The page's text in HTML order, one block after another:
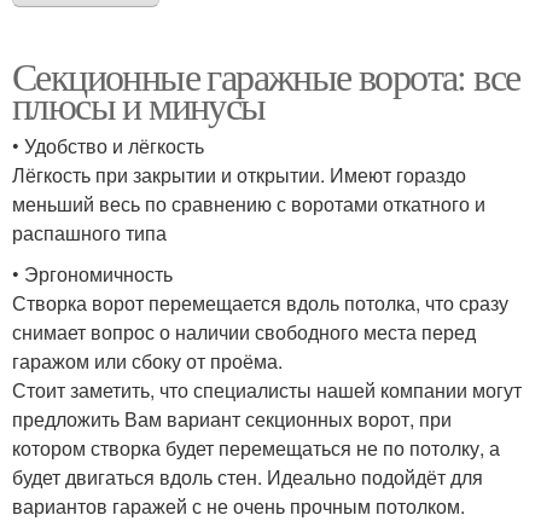
Секционные гаражные ворота: все
плюсы и минусы
• Удобство и лёгкость
Лёгкость при закрытии и открытии. Имеют гораздо
меньший весь по сравнению с воротами откатного и
распашного типа
• Эргономичность
Створка ворот перемещается вдоль потолка, что сразу
снимает вопрос о наличии свободного места перед
гаражом или сбоку от проёма.
Стоит заметить, что специалисты нашей компании могут
предложить Вам вариант секционных ворот, при
котором створка будет перемещаться не по потолку, а
будет двигаться вдоль стен. Идеально подойдёт для
вариантов гаражей с не очень прочным потолком.